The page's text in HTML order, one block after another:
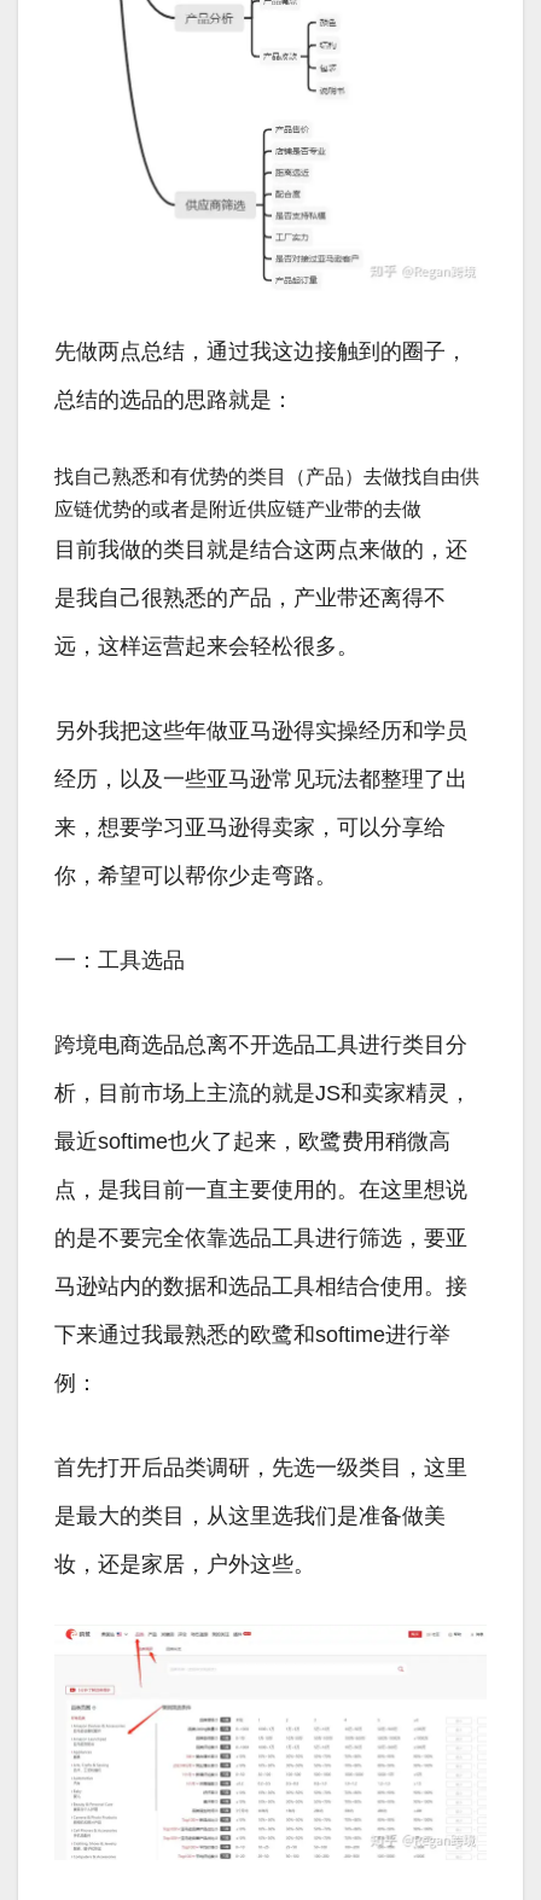
先做两点总结，通过我这边接触到的圈子，
总结的选品的思路就是：
找自己熟悉和有优势的类目（产品）去做找自由供
应链优势的或者是附近供应链产业带的去做
目前我做的类目就是结合这两点来做的，还
是我自己很熟悉的产品，产业带还离得不
远，这样运营起来会轻松很多。
另外我把这些年做亚马逊得实操经历和学员
经历，以及一些亚马逊常见玩法都整理了出
来，想要学习亚马逊得卖家，可以分享给
你，希望可以帮你少走弯路。
一：工具选品
跨境电商选品总离不开选品工具进行类目分
析，目前市场上主流的就是JS和卖家精灵，
最近softime也火了起来，欧鹭费用稍微高
点，是我目前一直主要使用的。在这里想说
的是不要完全依靠选品工具进行筛选，要亚
马逊站内的数据和选品工具相结合使用。接
下来通过我最熟悉的欧鹭和softime进行举
例：
首先打开后品类调研，先选一级类目，这里
是最大的类目，从这里选我们是准备做美
妆，还是家居，户外这些。